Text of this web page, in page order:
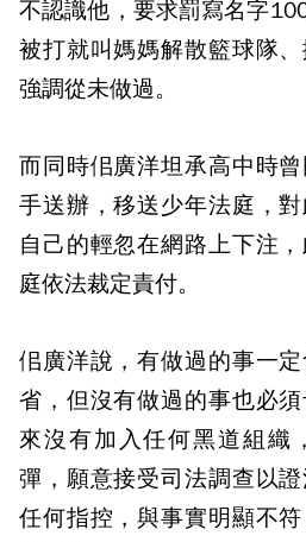
不認識他，要求罰寫名字
被打就叫媽媽解散籃球隊
強調從未做過。
而同時佀廣洋坦承高中時
手送辦，移送少年法庭，
自己的輕忽在網路上下注
庭依法裁定責付。
佀廣洋說，有做過的事一
省，但沒有做過的事也必
來沒有加入任何黑道組織
彈，願意接受司法調查以
任何指控，與事實明顯不